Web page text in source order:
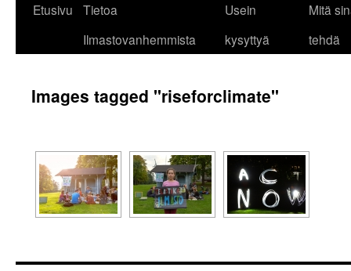
Etusivu
Tietoa
Ilmastovanhemmista
Usein
kysyttyä
Mitä
tehdä
Images tagged "riseforclimate"